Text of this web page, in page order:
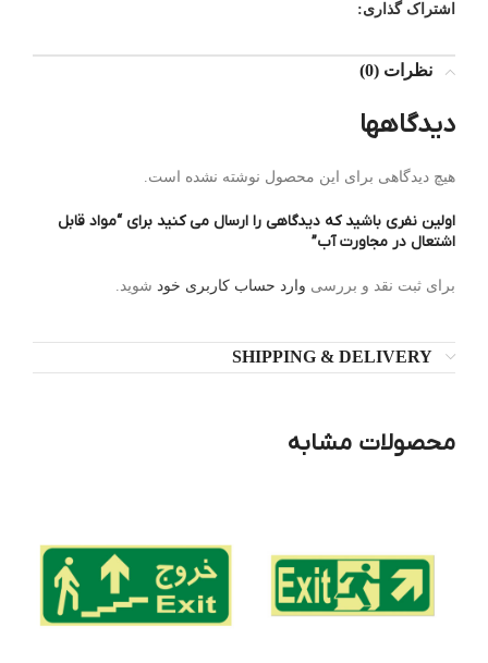
اشتراک گذاری:
نظرات (0)
دیدگاهها
هیچ دیدگاهی برای این محصول نوشته نشده است.
اولین نفری باشید که دیدگاهی را ارسال می کنید برای “مواد قابل
اشتعال در مجاورت آب”
برای ثبت نقد و بررسی وارد حساب کاربری خود شوید.
SHIPPING & DELIVERY
محصولات مشابه